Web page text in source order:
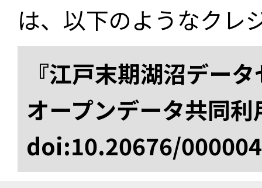
は、以下のようなクレ
『江戸末期湖沼デー
オープンデータ共同
doi:10.20676/